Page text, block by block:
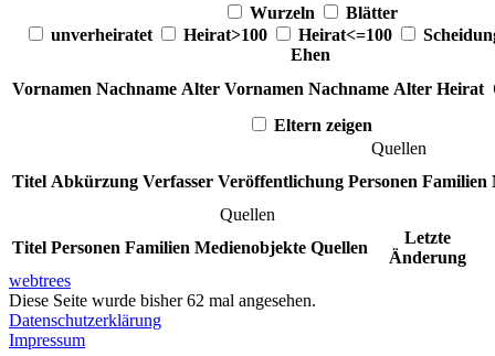
Wurzeln
Blätter
unverheiratet
Heirat>100 Heirat<=100
Ehen
Vornamen Nachname Alter Vornamen Nachname Alter Heirat
Eltern zeigen
Quellen
Titel Abkürzung Verfasser Veröffentlichung Personen Familien
Quellen
Titel Personen Familien Medienobjekte Quellen
Letzte
Änderung
webtrees
Diese Seite wurde bisher62 mal angesehen.
Datenschutzerklärung
Impressum